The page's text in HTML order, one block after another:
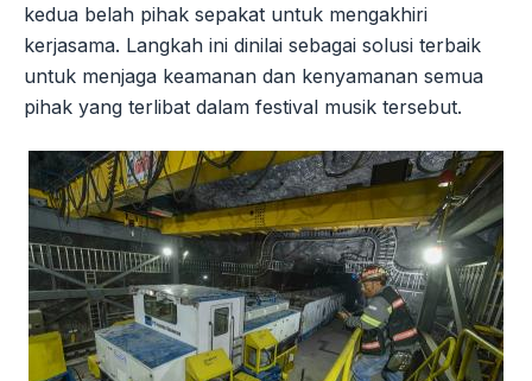
kedua belah pihak sepakat untuk mengakhiri
kerjasama. Langkah ini dinilai sebagai solusi terbaik
untuk menjaga keamanan dan kenyamanan semua
pihak yang terlibat dalam festival musik tersebut.